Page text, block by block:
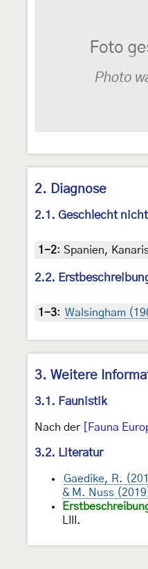
2. Diagnose
2.1. Geschlecht
1-2: Spanien,
2.2.
1-3: Walsingham
3. Weitere
3.1. Faunistik
Nach der [Fauna
3.2. Literatur
Gaedike, R.
& M. Nuss
LIII.